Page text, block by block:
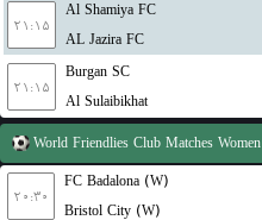
۲۱:۱۵
Al Shamiya FC
AL Jazira FC
۲۱:۱۵
Burgan SC
Al Sulaibikhat
World Friendlies Club Matches Women
۲۰:۳۰
FC Badalona (W)
Bristol City (W)